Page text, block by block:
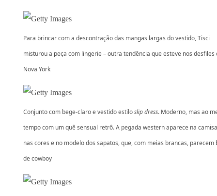
Para brincar com a descontração das mangas largas do vestido, Tisci
misturou a peça com lingerie – outra tendência que esteve nos desfiles
Nova York
Conjunto com bege-claro e vestido estiloslip dress. Moderno, mas ao
tempo com um quê sensual retrô. A pegada western aparece na
nas cores e no modelo dos sapatos, que, com meias brancas, parecem
de cowboy